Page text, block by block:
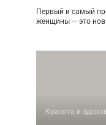
Первый и самый
женщины — это
Красота и